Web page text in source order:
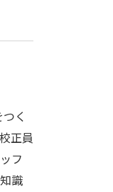
く
正員
フ
識